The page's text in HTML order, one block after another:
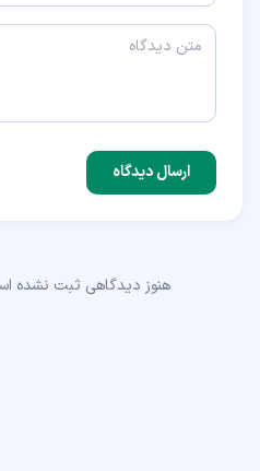
ارسال دیدگاه
هنوز دیدگاهی ثبت نشده